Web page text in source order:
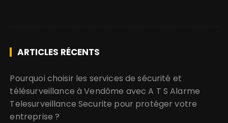
ARTICLES RÉCENTS
Pourquoi choisir les services de sécurité et
télésurveillance à Vendôme avec A T S Alarme
Telesurveillance Securite pour protéger votre
entreprise ?